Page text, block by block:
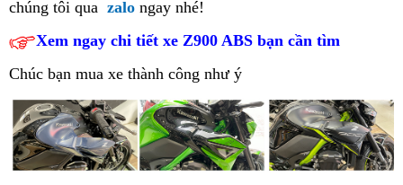
version
mới
2023
tại
độ
xe
Kawasaki
Z900
2023
cực
đãi
top
điểm
phân
Ninh
ABS
2023
Lạng
Sơn
tốt
nhất
Cập
nhật
tại
Đất
Mũi
bán
lẻ
Z900
ABS
tại
Long
chúng tôi Thuận
qua zalo ngay nhé!
Xem ngay chi tiết xe Z900 ABS bạn cần tìm
Chúc bạn mua xe thành công như ý